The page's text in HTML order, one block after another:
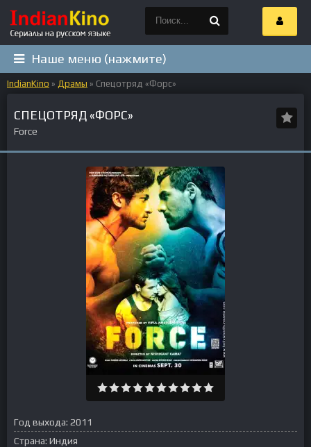
Наше меню (нажмите)
IndianKino » Драмы » Спецотряд «Форс»
СПЕЦОТРЯД «ФОРС»
Force
Год выхода: 2011
Страна: Индия